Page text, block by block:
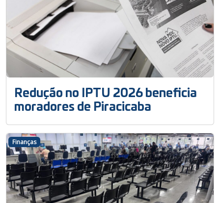
Redução no IPTU 2026 beneficia
moradores de Piracicaba
Finanças